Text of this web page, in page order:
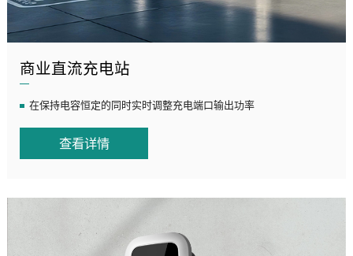
商业直流充电站
在保持电容恒定的同时实时调整充电端口输出功率
查看详情